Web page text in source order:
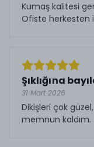
Kumaş kalitesi
Ofiste herkesten
Şıklığına
31 Mart 2026
Dikişleri çok
memnun kaldım.